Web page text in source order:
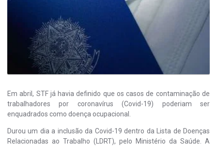
Em abril, STF já havia definido que os casos de contaminação de
trabalhadores por coronavírus (Covid-19) poderiam ser
enquadrados como doença ocupacional.
Durou um dia a inclusão da Covid-19 dentro da Lista de Doenças
Relacionadas ao Trabalho (LDRT), pelo Ministério da Saúde. A